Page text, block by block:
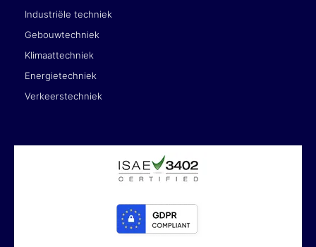
Industriële techniek
Gebouwtechniek
Klimaattechniek
Energietechniek
Verkeerstechniek